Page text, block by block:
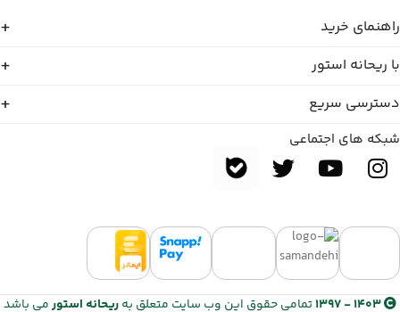
راهنمای خرید
با ریحانه استور
دسترسی سریع
شبکه های اجتماعی
1403 - 1397 تمامی حقوق این وب سایت متعلق بهریحانه استورمی باشد